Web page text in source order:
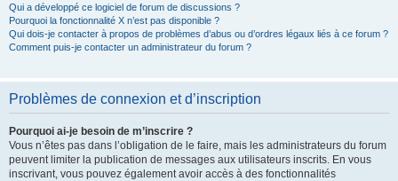
Qui a développé ce logiciel de forum de discussions ?
Pourquoi la fonctionnalité X n’est pas disponible ?
Qui dois-je contacter à propos de problèmes d’abus ou d’ordres légaux liés à ce forum ?
Comment puis-je contacter un administrateur du forum ?
Problèmes de connexion et d’inscription
Pourquoi ai-je besoin de m’inscrire ?
Vous n’êtes pas dans l’obligation de le faire, mais les administrateurs du forum
peuvent limiter la publication de messages aux utilisateurs inscrits. En vous
inscrivant, vous pouvez également avoir accès à des fonctionnalités